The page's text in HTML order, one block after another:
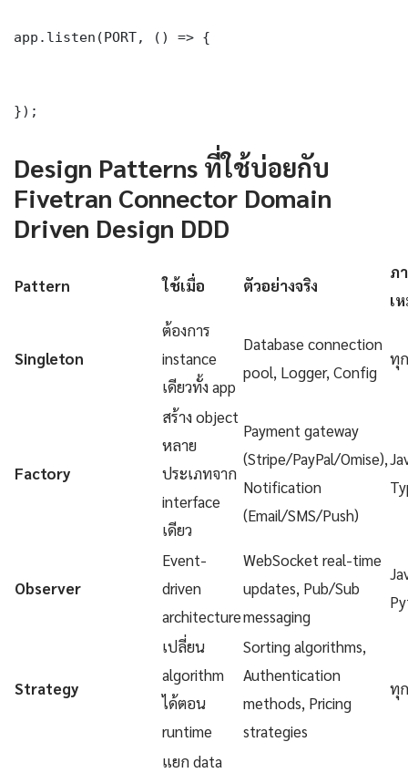
app.listen(PORT, () => {
});
Design Patterns ที่ใช้บ่อยกับ
Fivetran Connector Domain
Driven Design DDD
Pattern ใช้เมื่อ ตัวอย่างจริง
ภ
เ
Singleton
ต้องการ
instance
เดียวทั้ง app
Database connection
pool, Logger, Config
ทุ
Factory
สร้าง object
หลาย
ประเภทจาก
interface
เดียว
Payment gateway
(Stripe/PayPal/Omise),
Notification
(Email/SMS/Push)
Observer
Event-
driven
architecture
WebSocket real-time
updates, Pub/Sub
messaging
Strategy
เปลี่ยน
algorithm
ได้ตอน
runtime
Sorting algorithms,
Authentication
methods, Pricing
strategies
ทุ
แยก data